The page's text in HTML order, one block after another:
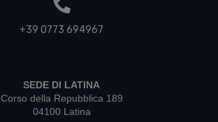
+39 0773 694967
SEDE DI LATINA
Corso della Repubblica 189
04100 Latina